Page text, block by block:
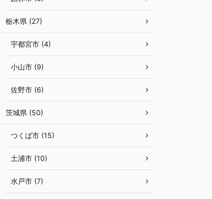
栃木県 (27)
宇都宮市 (4)
小山市 (9)
佐野市 (6)
茨城県 (50)
つくば市 (15)
土浦市 (10)
水戸市 (7)